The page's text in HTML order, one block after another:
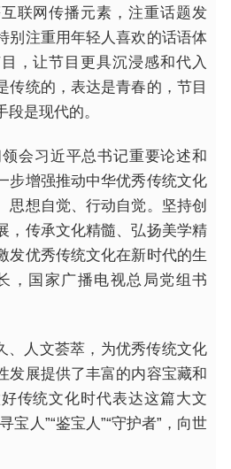
联网传播元素，注重话题发
别注重用年轻人喜欢的话语体
，让节目更具沉浸感和代入
传统的，表达是青春的，节目
是现代的。
会习近平总书记重要论述和
步增强推动中华优秀传统文化
思想自觉、行动自觉。坚持创
，传承文化精髓、弘扬美学精
发优秀传统文化在新时代的生
，国家广播电视总局党组书
、人文荟萃，为优秀传统文化
发展提供了丰富的内容宝藏和
传统文化时代表达这篇大文
宝人”“鉴宝人”“守护者”，向世